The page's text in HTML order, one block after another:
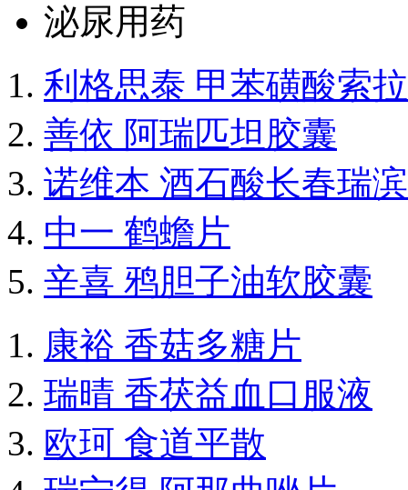
泌尿用药
利格思泰 甲苯磺酸索
善依 阿瑞匹坦胶囊
诺维本 酒石酸长春瑞
中一 鹤蟾片
辛喜 鸦胆子油软胶囊
康裕 香菇多糖片
瑞晴 香茯益血口服液
欧珂 食道平散